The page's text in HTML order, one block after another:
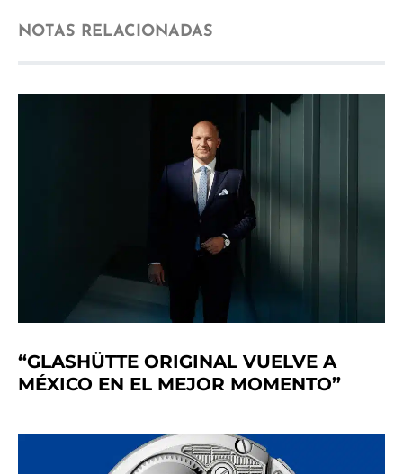
NOTAS RELACIONADAS
“GLASHÜTTE ORIGINAL VUELVE A
MÉXICO EN EL MEJOR MOMENTO”